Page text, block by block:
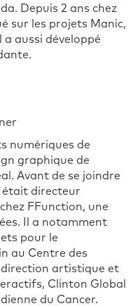
Depuis 2 ans chez
sur les projets Manic,
a aussi développé
numériques de
graphique de
Avant de se joindre
était directeur
FFunction, une
Il a notamment
pour le
au Centre des
direction artistique et
Clinton Global
du Cancer.